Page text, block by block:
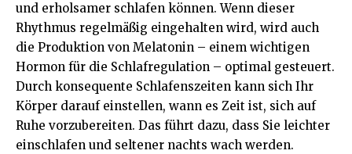
und erholsamer schlafen können. Wenn dieser
Rhythmus regelmäßig eingehalten wird, wird auch
die Produktion von Melatonin – einem wichtigen
Hormon für die Schlafregulation – optimal gesteuert.
Durch konsequente Schlafenszeiten kann sich Ihr
Körper darauf einstellen, wann es Zeit ist, sich auf
Ruhe vorzubereiten. Das führt dazu, dass Sie leichter
einschlafen und seltener nachts wach werden.